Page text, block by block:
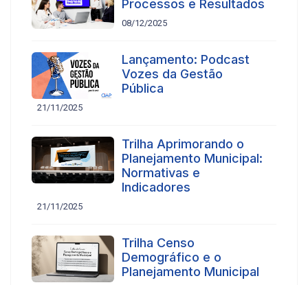
Processos e Resultados
08/12/2025
Lançamento: Podcast
Vozes da Gestão
Pública
21/11/2025
Trilha Aprimorando o
Planejamento Municipal:
Normativas e
Indicadores
21/11/2025
Trilha Censo
Demográfico e o
Planejamento Municipal